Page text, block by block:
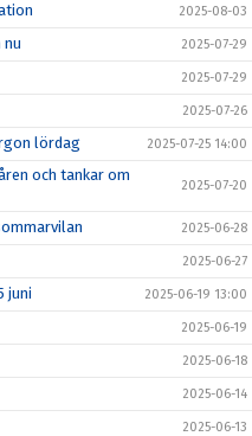
2025-08-03
nu 2025-07-29
2025-07-29
2025-07-26
lördag 2025-07-25 14:00
och tankar om
2025-07-20
2025-06-28
2025-06-27
juni 2025-06-19 13:00
2025-06-19
2025-06-18
2025-06-14
2025-06-13